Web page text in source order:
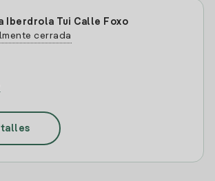
Iberdrola Tui Calle Foxo
cerrada